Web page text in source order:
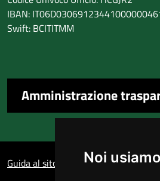
Noi
IBAN:
Swift: BCITITMM
Amministrazione
Guida al sito